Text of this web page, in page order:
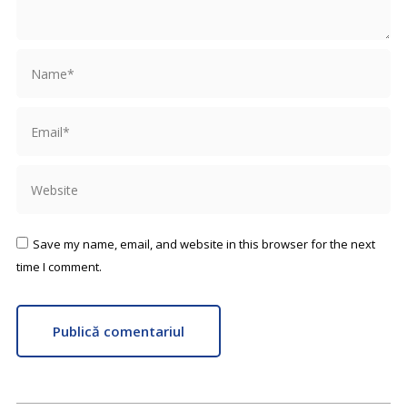
Save my name, email, and website in this browser for the next
time I comment.
Publică comentariul